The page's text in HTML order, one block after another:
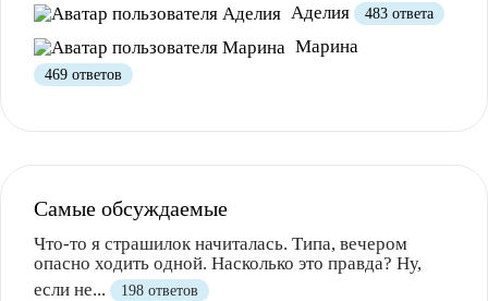
Аделия 483 ответа
Марина
469 ответов
Самые обсуждаемые
Что-то я страшилок начиталась. Типа, вечером
опасно ходить одной. Насколько это правда? Ну,
если не...
198 ответов